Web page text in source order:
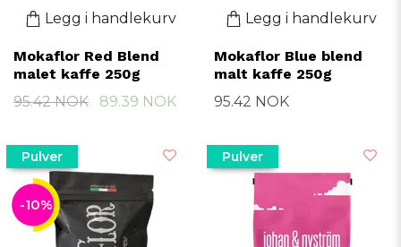
Legg i handlekurv
Mokaflor Red Blend
malet kaffe 250g
95.42 NOK
89.39 NOK
Legg i handlekurv
Mokaflor Blue blend
malt kaffe 250g
95.42 NOK
Pulver
-10%
Pulver